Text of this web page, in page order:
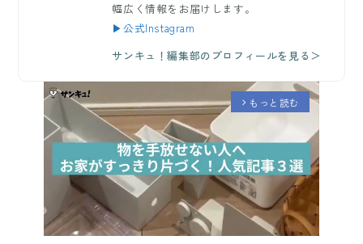
幅広く情報をお届けします。
▶公式Instagram
サンキュ！編集部のプロフィールを見る＞
arrow_forward_ios もっと読む